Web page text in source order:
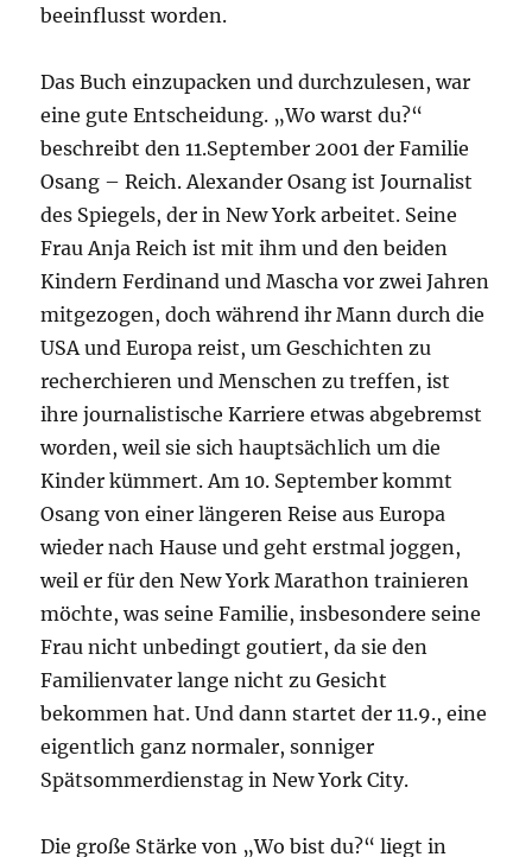
beeinflusst worden.
Das Buch einzupacken und durchzulesen, war
eine gute Entscheidung. „Wo warst du?“
beschreibt den 11.September 2001 der Familie
Osang – Reich. Alexander Osang ist Journalist
des Spiegels, der in New York arbeitet. Seine
Frau Anja Reich ist mit ihm und den beiden
Kindern Ferdinand und Mascha vor zwei Jahren
mitgezogen, doch während ihr Mann durch die
USA und Europa reist, um Geschichten zu
recherchieren und Menschen zu treffen, ist
ihre journalistische Karriere etwas abgebremst
worden, weil sie sich hauptsächlich um die
Kinder kümmert. Am 10. September kommt
Osang von einer längeren Reise aus Europa
wieder nach Hause und geht erstmal joggen,
weil er für den New York Marathon trainieren
möchte, was seine Familie, insbesondere seine
Frau nicht unbedingt goutiert, da sie den
Familienvater lange nicht zu Gesicht
bekommen hat. Und dann startet der 11.9., eine
eigentlich ganz normaler, sonniger
Spätsommerdienstag in New York City.
Die große Stärke von „Wo bist du?“ liegt in